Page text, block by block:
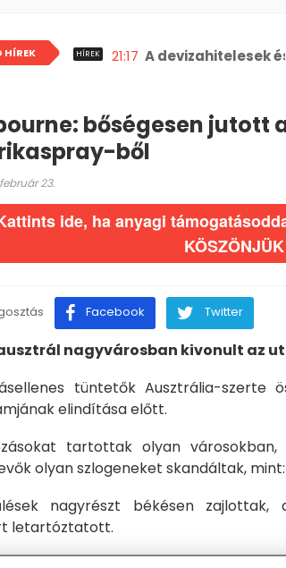
HÍREK HÍREK 21:17 A devizahitelesek
bőségesen jutott
ből
23.
ide, ha anyagi
Facebook Twitter
nagyvárosban kivonult az
tüntetők Ausztrália-szerte
elindítása előtt.
tartottak olyan
olyan szlogeneket skandáltak,
nagyrészt békésen
letartóztatott.